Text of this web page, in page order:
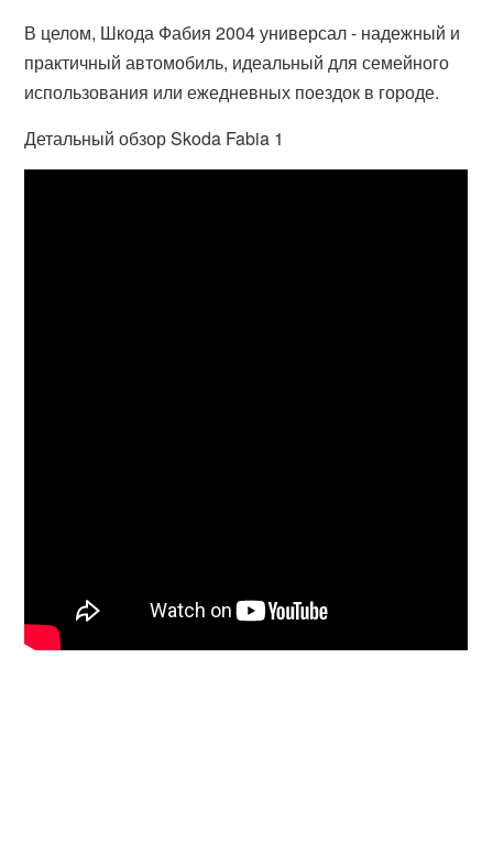
В целом, Шкода Фабия 2004 универсал - надежный и
практичный автомобиль, идеальный для семейного
использования или ежедневных поездок в городе.
Детальный обзор Skoda Fabia 1